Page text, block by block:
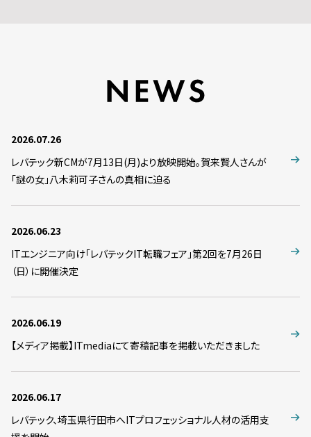
2026.07.26
レバテック新CMが7月13日(月)より放映開始。賀来賢人さんが
「謎の女」八木莉可子さんの真相に迫る
2026.06.23
ITエンジニア向け「レバテックIT転職フェア」第2回を7月26日
（日）に開催決定
2026.06.19
【メディア掲載】ITmediaにて寄稿記事を掲載いただきました
2026.06.17
レバテック、埼玉県行田市へITプロフェッショナル人材の活用支